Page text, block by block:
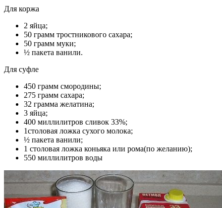
Для коржа
2 яйца;
50 грамм тростникового сахара;
50 грамм муки;
½ пакета ванили.
Для суфле
450 грамм смородины;
275 грамм сахара;
32 грамма желатина;
3 яйца;
400 миллилитров сливок 33%;
1столовая ложка сухого молока;
½ пакета ванили;
1 столовая ложка коньяка или рома(по желанию);
550 миллилитров воды